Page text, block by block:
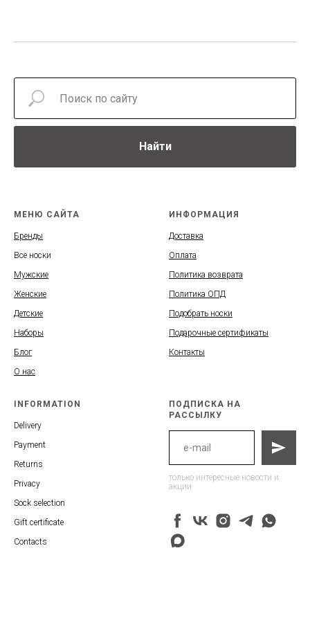
Найти
МЕНЮ САЙТА
Бренды
Все носки
Мужские
Женские
Детские
Наборы
Блог
О нас
ИНФОРМАЦИЯ
Доставка
Оплата
Политика возврата
Политика ОПД
Подобрать носки
Подарочные сертификаты
Контакты
INFORMATION
Delivery
Payment
Returns
Privacy
Sock selection
Gift certificate
Contacts
ПОДПИСКА НА
РАССЫЛКУ
только интересные новости и
акции